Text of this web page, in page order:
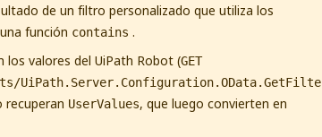
de un filtro personalizado que utiliza los
función contains .
los valores del UiPath Robot (GET
UiPath.Server.Configuration.OData.GetFilte
recuperan UserValues, que luego convierten en